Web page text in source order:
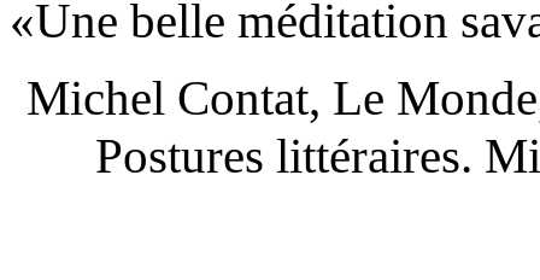
«Une belle méditation
Michel Contat, Le
Postures littéraires.